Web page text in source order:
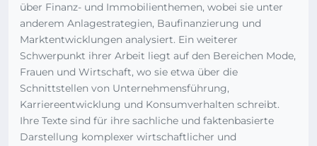
über Finanz- und Immobilienthemen, wobei sie unter
anderem Anlagestrategien, Baufinanzierung und
Marktentwicklungen analysiert. Ein weiterer
Schwerpunkt ihrer Arbeit liegt auf den Bereichen Mode,
Frauen und Wirtschaft, wo sie etwa über die
Schnittstellen von Unternehmensführung,
Karriereentwicklung und Konsumverhalten schreibt.
Ihre Texte sind für ihre sachliche und faktenbasierte
Darstellung komplexer wirtschaftlicher und